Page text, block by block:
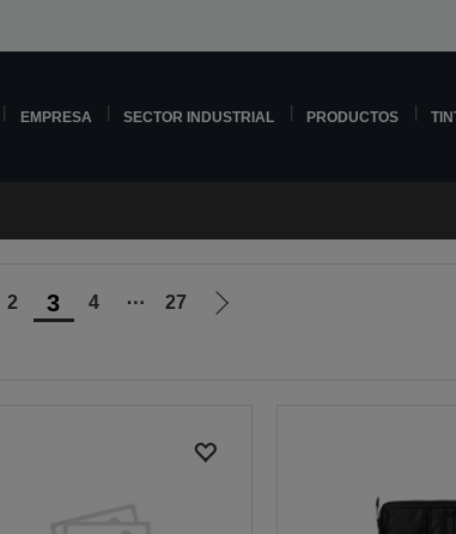
EMPRESA SECTOR INDUSTRIAL PRODUCTOS
2 3 4 ⋯ 27
Ir